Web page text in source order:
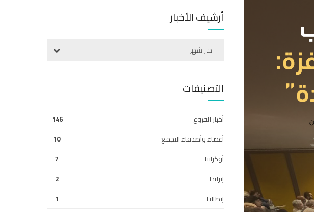
أرشيف الأخبار
اختر شهر
التصنيفات
أخبار الفروع
146
أعضاء وأصدقاء التجمع
10
أوكرانيا
7
إيرلندا
2
إيطاليا
1